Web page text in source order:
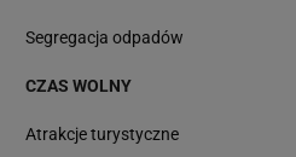
Segregacja odpadów
CZAS WOLNY
Atrakcje turystyczne